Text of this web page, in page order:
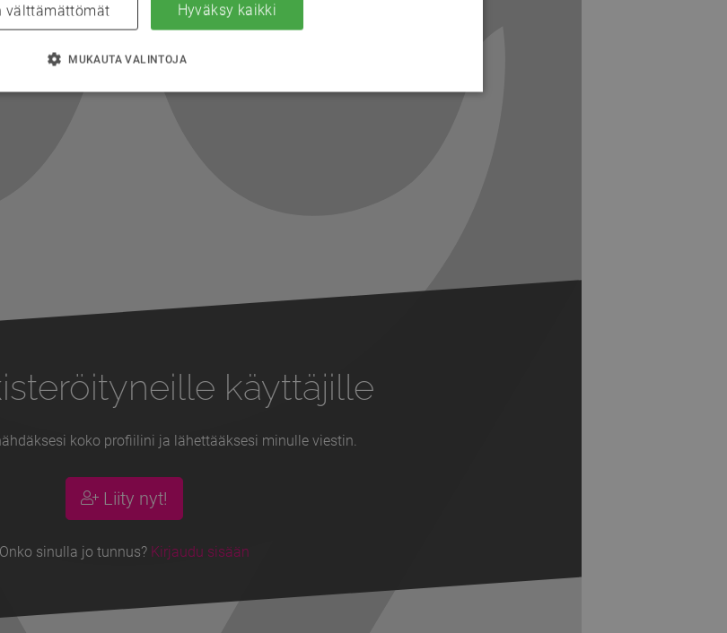
käyttäjille
koko profiilini ja lähettääksesi minulle viestin.
Liity nyt!
Onko sinulla jo tunnus? Kirjaudu sisään
Next
Hyväksy kaikki
välttämättömät
MUKAUTA VALINTOJA